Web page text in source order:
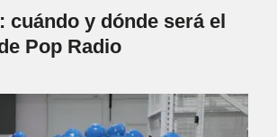
cuándo y dónde será el
Pop Radio